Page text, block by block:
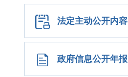
法定主动公开内容
政府信息公开年报